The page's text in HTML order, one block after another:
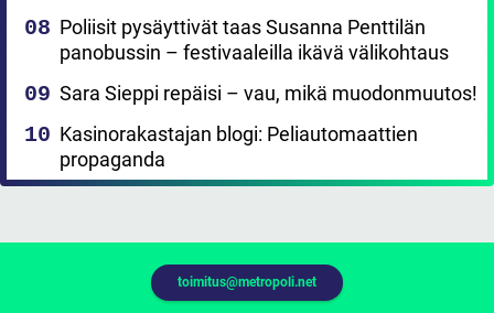
Poliisit pysäyttivät taas Susanna Penttilän
panobussin – festivaaleilla ikävä välikohtaus
Sara Sieppi repäisi – vau, mikä muodonmuutos!
Kasinorakastajan blogi: Peliautomaattien
propaganda
toimitus@metropoli.net